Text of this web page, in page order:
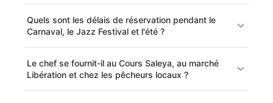
Quels sont les délais de réservation pendant le
Carnaval, le Jazz Festival et l'été ?
Le chef se fournit-il au Cours Saleya, au marché
Libération et chez les pêcheurs locaux ?